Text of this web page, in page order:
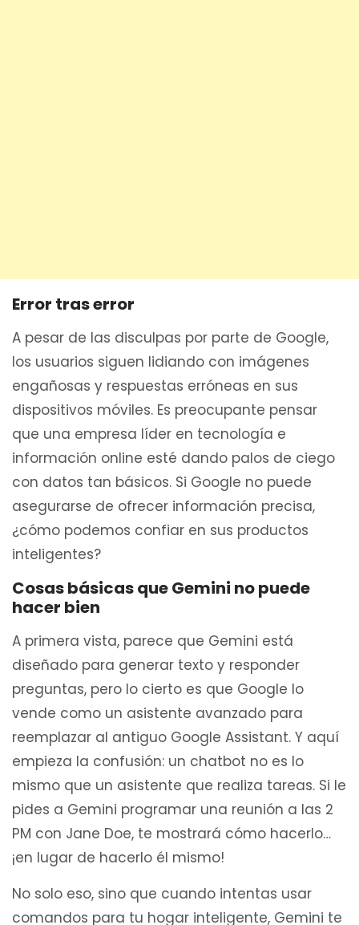
Error tras error
A pesar de las disculpas por parte de Google,
los usuarios siguen lidiando con imágenes
engañosas y respuestas erróneas en sus
dispositivos móviles. Es preocupante pensar
que una empresa líder en tecnología e
información online esté dando palos de ciego
con datos tan básicos. Si Google no puede
asegurarse de ofrecer información precisa,
¿cómo podemos confiar en sus productos
inteligentes?
Cosas básicas que Gemini no puede
hacer bien
A primera vista, parece que Gemini está
diseñado para generar texto y responder
preguntas, pero lo cierto es que Google lo
vende como un asistente avanzado para
reemplazar al antiguo Google Assistant. Y aquí
empieza la confusión: un chatbot no es lo
mismo que un asistente que realiza tareas. Si le
pides a Gemini programar una reunión a las 2
PM con Jane Doe, te mostrará cómo hacerlo…
¡en lugar de hacerlo él mismo!
No solo eso, sino que cuando intentas usar
comandos para tu hogar inteligente, Gemini te